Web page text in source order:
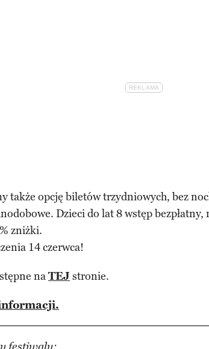
także opcję biletów trzydniowych, bez
Dzieci do lat 8 wstęp bezpłatny,
zniżki.
14 czerwca!
naTEJstronie.